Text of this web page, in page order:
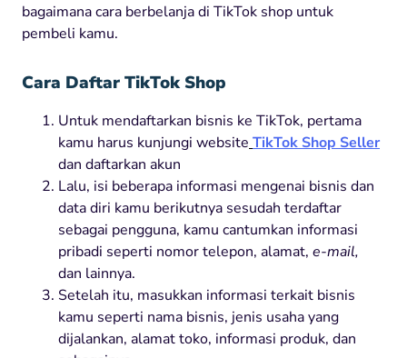
bagaimana cara berbelanja di TikTok shop untuk
pembeli kamu.
Cara Daftar TikTok Shop
Untuk mendaftarkan bisnis ke TikTok, pertama
kamu harus kunjungi website TikTok Shop Seller
dan daftarkan akun
Lalu, isi beberapa informasi mengenai bisnis dan
data diri kamu berikutnya sesudah terdaftar
sebagai pengguna, kamu cantumkan informasi
pribadi seperti nomor telepon, alamat, e-mail,
dan lainnya.
Setelah itu, masukkan informasi terkait bisnis
kamu seperti nama bisnis, jenis usaha yang
dijalankan, alamat toko, informasi produk, dan